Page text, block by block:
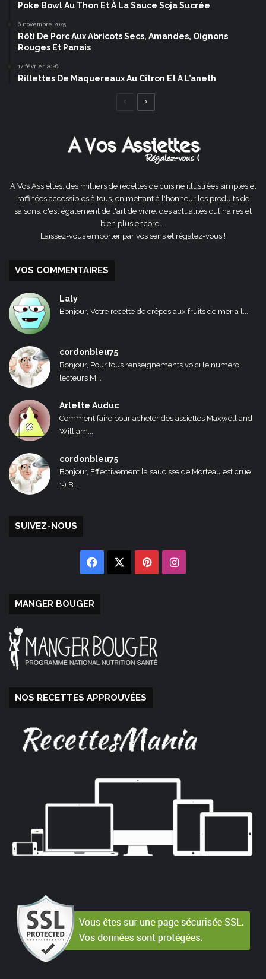
Poke Bowl Au Thon Et À La Sauce Soja Sucrée
6 novembre 2025
Rôti De Porc Aux Abricots Secs, Amandes, Oignons
Rouges Et Panais
17 février 2026
Rillettes De Maquereaux Au Citron Et À L’aneth
Page
A Vos Assiettes, des milliers de recettes de cuisine illustrées simples et
raffinées accessibles à tous, en mettant à l'honneur les produits de
saisons, c'est également de l'art de vivre, des actualités culinaires et
bien plus encore ...
Laissez-vous emporter par vos sens et régalez-vous !
VOS COMMENTAIRES
Laly
Bonjour, Votre recette de crêpes aux fruits de mer a l...
cordonbleu75
Bonjour, Pour tous renseignements voici le numéro
lecteurs M...
Arlette Auduc
Comment faire pour acheter des assiettes Maxwell and
William...
cordonbleu75
Bonjour, Effectivement la saucisse de Morteau est crue
:-) B...
SUIVEZ-NOUS
Facebook PinterestInstagram
MANGER BOUGER
NOS RECETTES APPROUVÉES